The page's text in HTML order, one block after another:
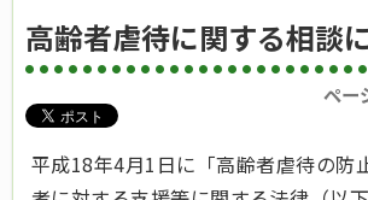
高齢者虐待に関する相談
ペー
平成18年4月1日に「高齢者虐待の防